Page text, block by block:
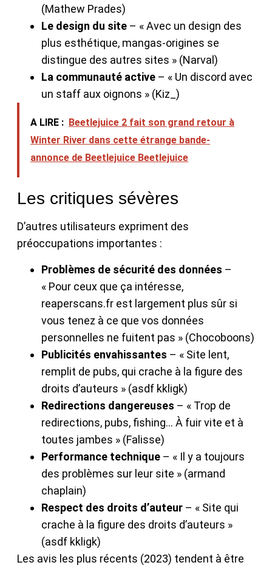
(Mathew Prades)
Le design du site – « Avec un design des
plus esthétique, mangas-origines se
distingue des autres sites » (Narval)
La communauté active – « Un discord avec
un staff aux oignons » (Kiz_)
A LIRE : Beetlejuice 2 fait son grand retour à
Winter River dans cette étrange bande-
annonce de Beetlejuice Beetlejuice
Les critiques sévères
D’autres utilisateurs expriment des
préoccupations importantes :
Problèmes de sécurité des données –
« Pour ceux que ça intéresse,
reaperscans.fr est largement plus sûr si
vous tenez à ce que vos données
personnelles ne fuitent pas » (Chocoboons)
Publicités envahissantes – « Site lent,
remplit de pubs, qui crache à la figure des
droits d’auteurs » (asdf kkligk)
Redirections dangereuses – « Trop de
redirections, pubs, fishing… À fuir vite et à
toutes jambes » (Falisse)
Performance technique – « Il y a toujours
des problèmes sur leur site » (armand
chaplain)
Respect des droits d’auteur – « Site qui
crache à la figure des droits d’auteurs »
(asdf kkligk)
Les avis les plus récents (2023) tendent à être